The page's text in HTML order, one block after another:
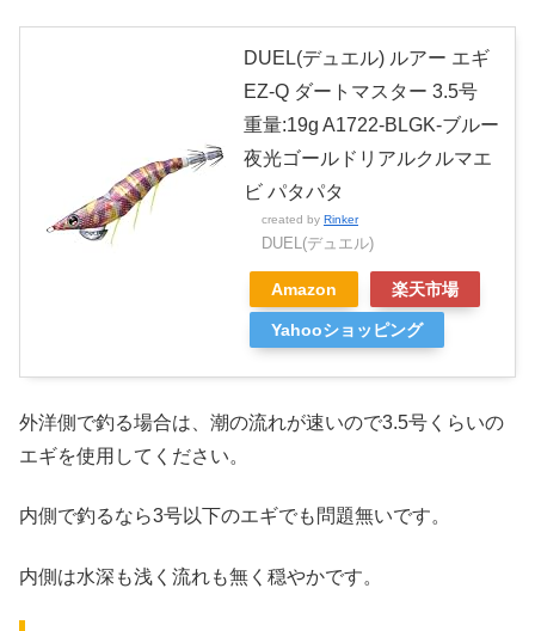
DUEL(デュエル) ルアー エギ
EZ-Q ダートマスター 3.5号
重量:19g A1722-BLGK-ブルー
夜光ゴールドリアルクルマエ
ビ パタパタ
created by Rinker
DUEL(デュエル)
Amazon 楽天市場
Yahooショッピング
外洋側で釣る場合は、潮の流れが速いので3.5号くらいの
エギを使用してください。
内側で釣るなら3号以下のエギでも問題無いです。
内側は水深も浅く流れも無く穏やかです。